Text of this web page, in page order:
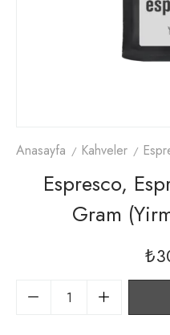
Anasayfa Kahveler
Espresco,
Gram
₺